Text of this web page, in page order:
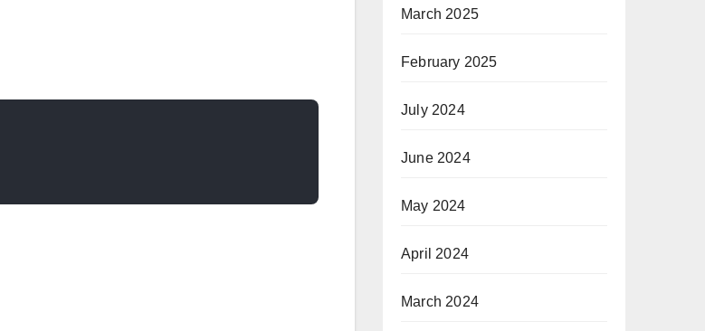
March 2025
February 2025
July 2024
June 2024
May 2024
April 2024
March 2024